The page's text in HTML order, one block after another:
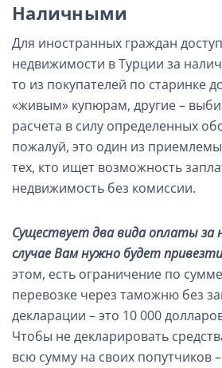
Наличными
Для иностранных граждан
недвижимости в Турции за
то из покупателей по старинке
«живым» купюрам, другие –
расчета в силу определенных
пожалуй, это один из
тех, кто ищет возможность
недвижимость без комиссии.
Существует два вида оплаты за
случае Вам нужно будет привезти
этом, есть ограничение по
перевозке через таможню без
декларации – это 10 000
Чтобы не декларировать
всю сумму на своих попутчиков